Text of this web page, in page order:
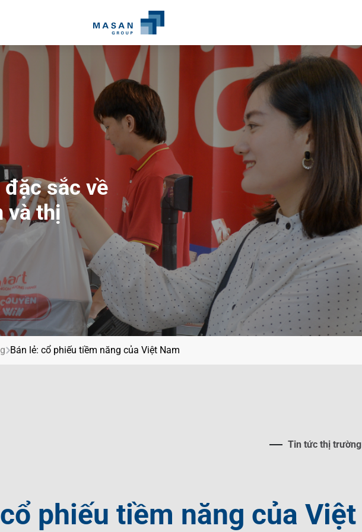
Nam
sắc về
và thị
Bán lẻ: cổ phiếu tiềm năng của Việt Nam
Tin tức thị trường
phiếu tiềm năng của Việt